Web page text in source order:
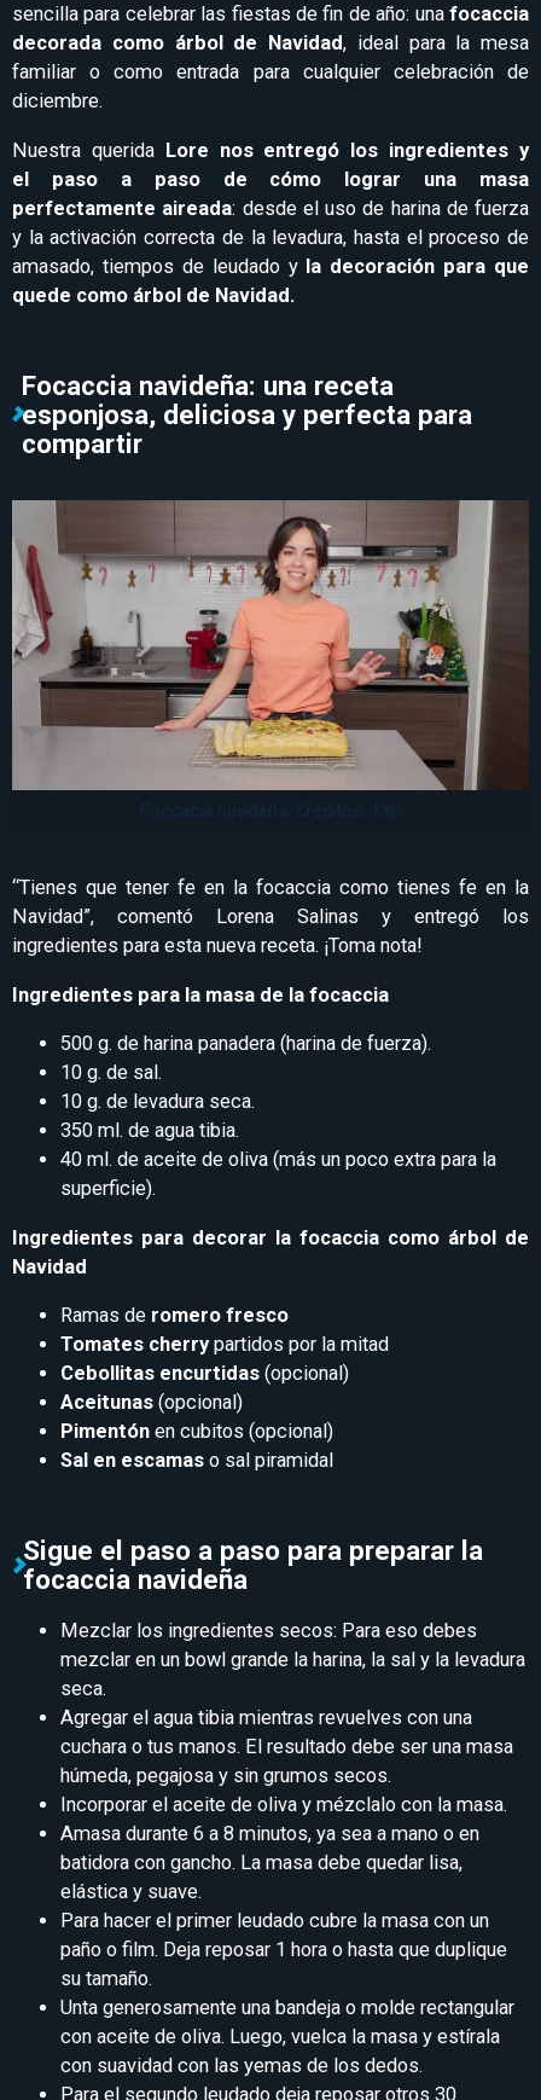
sencilla para celebrar las fiestas de fin de año: una focaccia
decorada como árbol de Navidad, ideal para la mesa
familiar o como entrada para cualquier celebración de
diciembre.
Nuestra querida Lore nos entregó los ingredientes y
el paso a paso de cómo lograr una masa
perfectamente aireada: desde el uso de harina de fuerza
y la activación correcta de la levadura, hasta el proceso de
amasado, tiempos de leudado yla decoración para que
quede como árbol de Navidad.
Focaccia navideña: una receta
esponjosa, deliciosa y perfecta para
compartir
Foccacia navideña. Créditos: 13C
“Tienes que tener fe en la focaccia como tienes fe en la
Navidad”, comentó Lorena Salinas y entregó los
ingredientes para esta nueva receta. ¡Toma nota!
Ingredientes para la masa de la focaccia
500 g. de harina panadera (harina de fuerza).
10 g. de sal.
10 g. de levadura seca.
350 ml. de agua tibia.
40 ml. de aceite de oliva (más un poco extra para la
superficie).
Ingredientes para decorar la focaccia como árbol de
Navidad
Ramas de romero fresco
Tomates cherrypartidos por la mitad
Cebollitas encurtidas (opcional)
Aceitunas (opcional)
Pimentón en cubitos (opcional)
Sal en escamas o sal piramidal
Sigue el paso a paso para preparar la
focaccia navideña
Mezclar los ingredientes secos: Para eso debes
mezclar en un bowl grande la harina, la sal y la levadura
seca.
Agregar el agua tibia mientras revuelves con una
cuchara o tus manos. El resultado debe ser una masa
húmeda, pegajosa y sin grumos secos.
Incorporar el aceite de oliva y mézclalo con la masa.
Amasa durante 6 a 8 minutos, ya sea a mano o en
batidora con gancho. La masa debe quedar lisa,
elástica y suave.
Para hacer el primer leudado cubre la masa con un
paño o film. Deja reposar 1 hora o hasta que duplique
su tamaño.
Unta generosamente una bandeja o molde rectangular
con aceite de oliva. Luego, vuelca la masa y estírala
con suavidad con las yemas de los dedos.
Para el segundo leudado deja reposar otros 30